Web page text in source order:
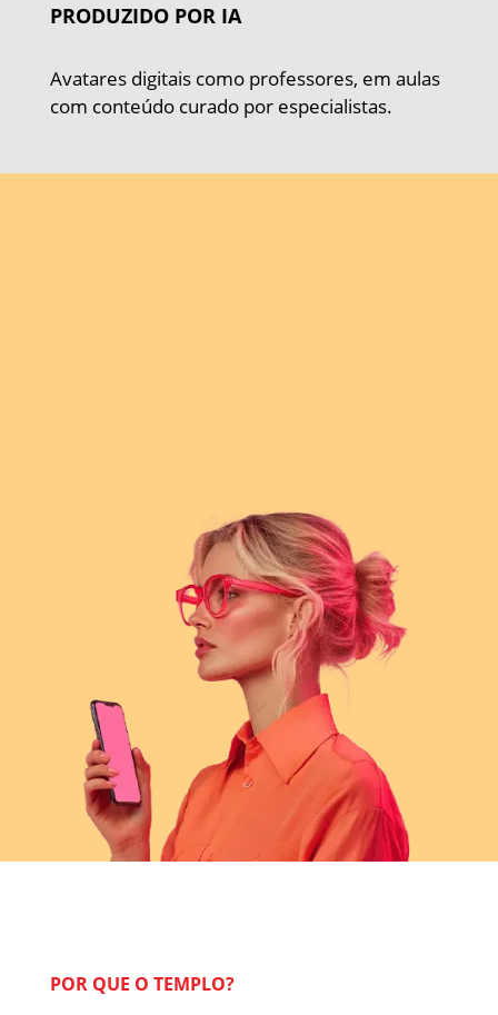
PRODUZIDO POR IA
Avatares digitais como professores, em aulas
com conteúdo curado por especialistas.
POR QUE O TEMPLO?